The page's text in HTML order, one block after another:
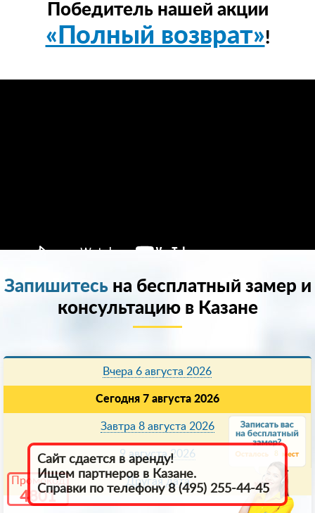
8
Промокод
4801
Победитель нашей акции
«Полный возврат»!
Запишитесьна бесплатный замер и
консультацию в Казанe
Вчера 6 августа 2026
Сегодня 7 августа 2026
Завтра 8 августа 2026
9 августа 2026
Другая дата
Сайт сдается в аренду!
Ищем партнеров в Казанe.
Справки по телефону 8 (495) 255-44-45